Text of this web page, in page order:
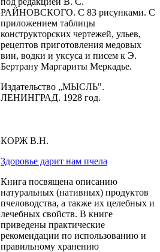
РАЙНОВСКОГО. С 83 рисунками. С
приложением таблицы
конструкторских чертежей, ульев,
рецептов приготовления медовых
вин, водки и уксуса и писем к Э.
Бертрану Маргариты Меркадье.
Издательство „МЫСЛЬ".
ЛЕНИНГРАД. 1928 год.
КОРЖ В.Н.
Здоровье дарит нам пчела
Книга посвящена описанию
натуральных (нативных) продуктов
пчеловодства, а также их целебных и
лечебных свойств. В книге
приведены практические
рекомендации по использованию и
правильному хранению